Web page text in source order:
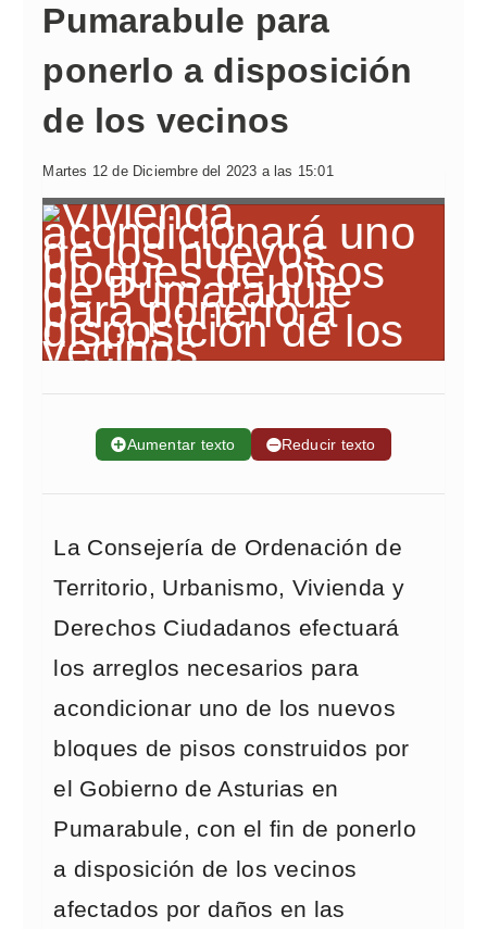
Pumarabule para
ponerlo a disposición
de los vecinos
Martes 12 de Diciembre del 2023 a las 15:01
➕Aumentar texto ➖Reducir texto
La Consejería de Ordenación de
Territorio, Urbanismo, Vivienda y
Derechos Ciudadanos efectuará
los arreglos necesarios para
acondicionar uno de los nuevos
bloques de pisos construidos por
el Gobierno de Asturias en
Pumarabule, con el fin de ponerlo
a disposición de los vecinos
afectados por daños en las